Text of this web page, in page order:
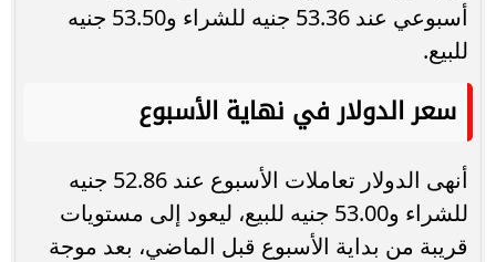
أسبوعي عند 53.36 جنيه للشراء و53.50 جنيه
للبيع.
سعر الدولار في نهاية الأسبوع
أنهى الدولار تعاملات الأسبوع عند 52.86 جنيه
للشراء و53.00 جنيه للبيع، ليعود إلى مستويات
قريبة من بداية الأسبوع قبل الماضي، بعد موجة